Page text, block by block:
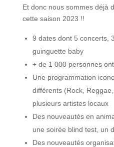
Et donc nous sommes déjà
cette saison 2023 !!
9 dates dont 5 concerts,
guinguette baby
+ de 1 000 personnes
Une programmation
différents (Rock,
plusieurs artistes locaux
Des nouveautés en
une soirée blind test, un
Des nouveautés